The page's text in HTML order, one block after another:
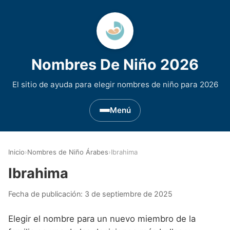
Nombres De Niño 2026
El sitio de ayuda para elegir nombres de niño para 2026
Menú
Nombres de niño que empiezan por D
Nombres de Niño Asturianos
Nombres de Niño Celtas
Inicio›Nombres de Niño Árabes›Ibrahima
Ibrahima
Fecha de publicación: 3 de septiembre de 2025
Elegir el nombre para un nuevo miembro de la